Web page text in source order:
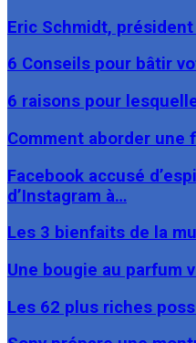
Eric Schmidt,
6 Conseils pour bâtir
6 raisons pour
Comment aborder une
Facebook accusé
d’Instagram à…
Les 3 bienfaits de la
Une bougie au parfum
Les 62 plus riches